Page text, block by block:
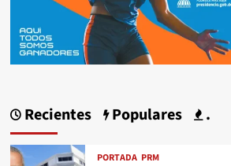
Recientes Populares .
PORTADA PRM